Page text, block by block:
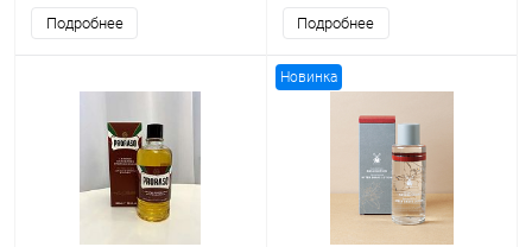
Подробнее Подробнее
Новинка